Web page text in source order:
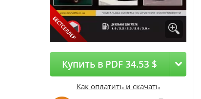
Купить в PDF 34.53 $
Как оплатить и скачать